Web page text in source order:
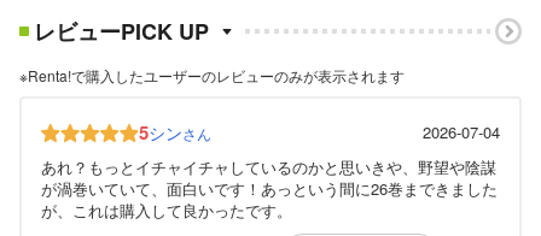
レビューPICK UP
※Renta!で購入したユーザーのレビューのみが表示されます
5シンさん
2026-07-04
あれ？もっとイチャイチャしているのかと思いきや、野望や陰謀
が渦巻いていて、面白いです！あっという間に26巻まできました
が、これは購入して良かったです。